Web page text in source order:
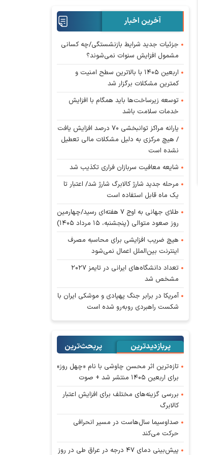
آخرین اخبار
جزئیات جدید شرایط بازنشستگی/چه کسانی
مشمول افزایش سنوات نمی‌شوند؟
اربعین ۱۴۰۵ با بالاترین سطح امنیت و
کمترین مشکلات برگزار شد
توسعه زیرساخت‌ها باید همگام با افزایش
خدمات سلامت باشد
یارانه مراکز توانبخشی ۷۰ درصد افزایش یافت
/ هیچ مرکزی به دلیل مشکلات مالی تعطیل
نشده است
شایعه معافیت سربازان فراری تکذیب شد
مرحله جدید شارژ کالابرگ شارژ شد/ اعتبار تا
یک ماه قابل استفاده است
طلای جهانی به اوج ۷ هفته‌ای رسید/چهارمین
روز صعود متوالی (پنجشنبه، ۱۵ مرداد ۱۴۰۵)
هیچ ضریب افزایشی برای محاسبه مصرف
اینترنت بین‌الملل اعمال نمی‌شود
تعداد دانشگاه‌های ایرانی در تایمز ۲۰۲۷
مشخص شد
آمریکا در برابر جنگ پهپادی و موشکی ایران با
شکست راهبردی روبه‌رو شده است
پربازدیدترین پربحث‌ترین‌
تازه‌ترین اثر محسن چاوشی با نام «چهل روز»
برای اربعین ۱۴۰۵ منتشر شد + صوت
بررسی گزینه‌های مختلف برای افزایش اعتبار
کالابرگ
صداوسیما سال‌هاست در مسیر انحرافی
حرکت می‌کند
پیش‌بینی دمای ۴۷ درجه در عراق طی در روز